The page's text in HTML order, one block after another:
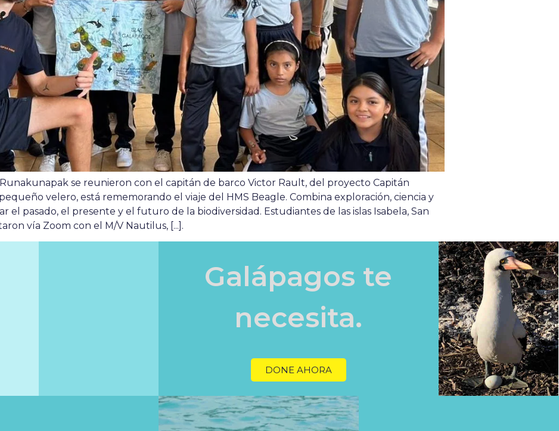
se reunieron con el capitán de barco Victor Rault, del proyecto Capitán
velero, está rememorando el viaje del HMS Beagle. Combina exploración, ciencia y
el pasado, el presente y el futuro de la biodiversidad. Estudiantes de las islas Isabela, San
vía Zoom con el M/V Nautilus, [...].
Galápagos te
necesita.
DONE AHORA